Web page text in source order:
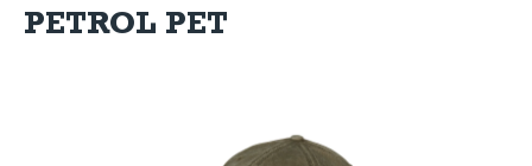
PLUS SIZE
PETROL PET